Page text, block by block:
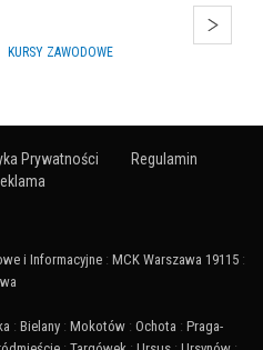
SZKOLENIA I KURSY
Prywatności
Regulamin
i Informacyjne : MCK Warszawa 19115 :
: Bielany : Mokotów : Ochota : Praga-